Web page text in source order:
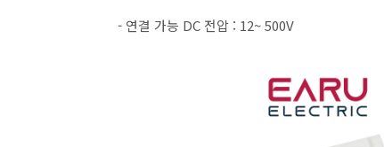
- 연결 가능 DC 전압 : 12~ 500V